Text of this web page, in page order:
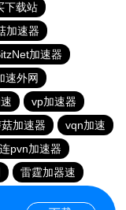
下载站
加速器
加速器
速外网
vp加速器
加速器
vqn加速
pvn加速器
雷霆加器速